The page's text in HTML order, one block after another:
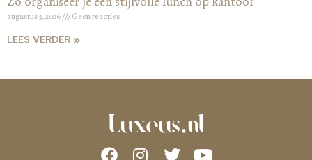
augustus 3, 2026 Geen reacties
LEES VERDER »